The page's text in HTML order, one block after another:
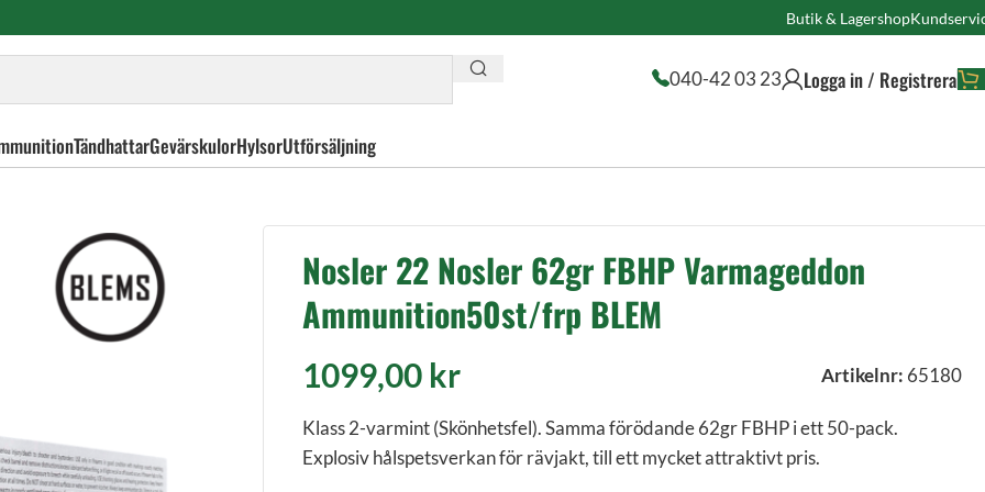
Butik & Lagershop
040-42 03 23 Logga in / Registrera
TändhattarGevärskulorHylsorUtförsäljning
Varmageddon Ammunition50st/frp BLEM
Nosler 22 Nosler 62gr FBHP Varmageddon
Ammunition50st/frp BLEM
1099,00 kr Artikelnr: 65180
Klass 2-varmint (Skönhetsfel). Samma förödande 62gr FBHP i ett 50-pack.
Explosiv hålspetsverkan för rävjakt, till ett mycket attraktivt pris.